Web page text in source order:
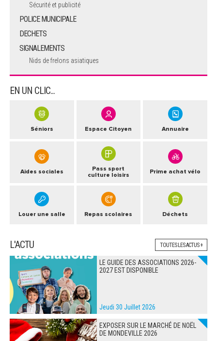
Sécurité et publicité
POLICE MUNICIPALE
DECHETS
SIGNALEMENTS
Nids de frelons asiatiques
EN UN CLIC...
Séniors Espace Citoyen Annuaire
Aides sociales
Pass sport
culture loisirs
Prime achat vélo
Louer une salle Repas scolaires Déchets
L'ACTU TOUTES LES ACTUS +
LE GUIDE DES ASSOCIATIONS 2026-
2027 EST DISPONIBLE
Jeudi 30 Juillet 2026
EXPOSER SUR LE MARCHÉ DE NOËL
DE MONDEVILLE 2026